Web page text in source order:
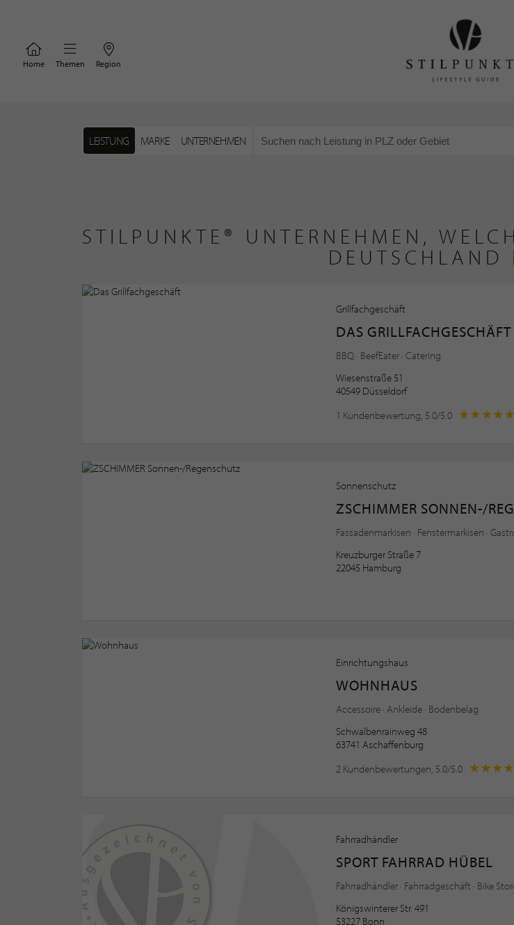
Home Themen Region
LEISTUNG MARKE UNTERNEHMEN
STILPUNKTE® UNTERNEHMEN,
DEUTSCHLAND
Grillfachgeschäft
DAS GRILLFACHGESCHÄFT
BBQ · BeefEater · Catering
Wiesenstraße 51
40549 Düsseldorf
1 Kundenbewertung, 5.0/5.0
Sonnenschutz
ZSCHIMMER SONNEN-/
Fassadenmarkisen · Fenstermarkisen ·
Kreuzburger Straße 7
22045 Hamburg
Einrichtungshaus
WOHNHAUS
Accessoire · Ankleide · Bodenbelag
Schwalbenrainweg 48
63741 Aschaffenburg
2 Kundenbewertungen, 5.0/5.0
Fahrradhändler
SPORT FAHRRAD HÜBEL
Fahrradhändler · Fahrradgeschäft · Bike
Königswinterer Str. 491
53227 Bonn